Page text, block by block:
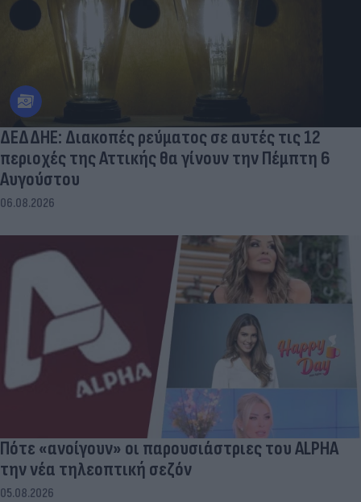
ΔΕΔΔΗΕ: Διακοπές ρεύματος σε αυτές τις 12
περιοχές της Αττικής θα γίνουν την Πέμπτη 6
Αυγούστου
06.08.2026
Πότε «ανοίγουν» οι παρουσιάστριες του ALPHA
την νέα τηλεοπτική σεζόν
05.08.2026